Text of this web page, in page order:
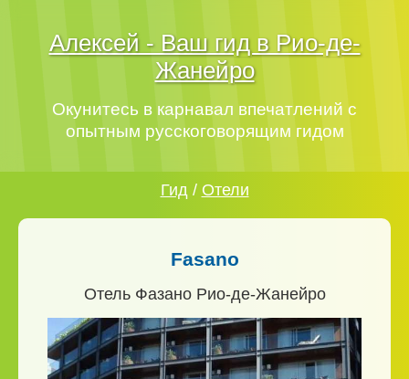
Алексей - Ваш гид в Рио-де-
Жанейро
Окунитесь в карнавал впечатлений с
опытным русскоговорящим гидом
Гид / Отели
Fasano
Отель Фазано Рио-де-Жанейро